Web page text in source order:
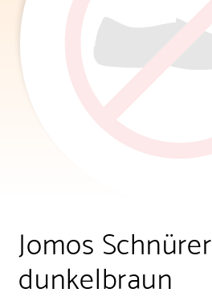
Jomos
dunkelbraun